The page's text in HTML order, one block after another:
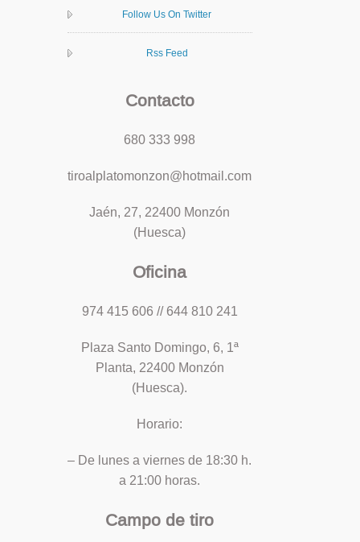
Follow Us On Twitter
Rss Feed
Contacto
680 333 998
tiroalplatomonzon@hotmail.com
Jaén, 27, 22400 Monzón
(Huesca)
Oficina
974 415 606 // 644 810 241
Plaza Santo Domingo, 6, 1ª
Planta, 22400 Monzón
(Huesca).
Horario:
– De lunes a viernes de 18:30 h.
a 21:00 horas.
Campo de tiro